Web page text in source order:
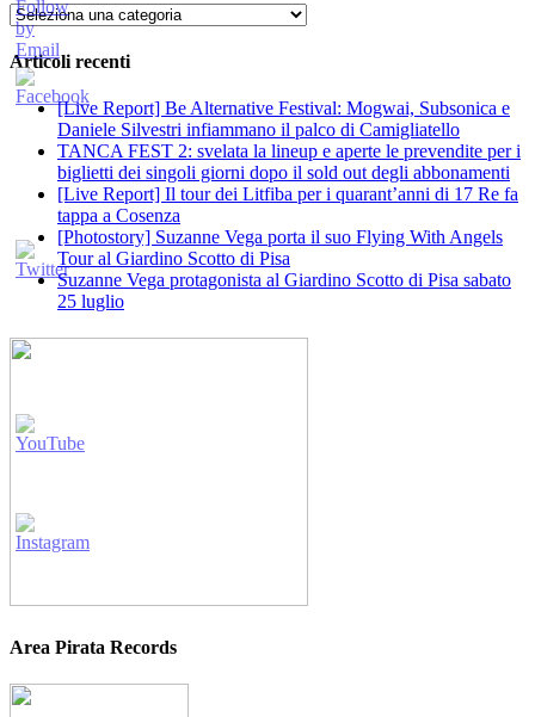
Categorie
Articoli recenti
[Live Report] Be Alternative Festival: Mogwai, Subsonica e
Daniele Silvestri infiammano il palco di Camigliatello
TANCA FEST 2: svelata la lineup e aperte le prevendite per i
biglietti dei singoli giorni dopo il sold out degli abbonamenti
[Live Report] Il tour dei Litfiba per i quarant’anni di 17 Re fa
tappa a Cosenza
[Photostory] Suzanne Vega porta il suo Flying With Angels
Tour al Giardino Scotto di Pisa
Suzanne Vega protagonista al Giardino Scotto di Pisa sabato
25 luglio
Area Pirata Records